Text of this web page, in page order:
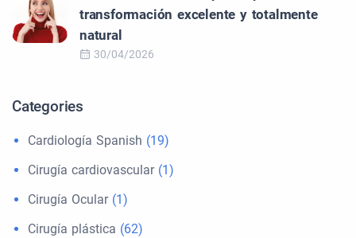
transformación excelente y totalmente
natural
30/04/2026
Categories
Cardiología Spanish (19)
Cirugía cardiovascular(1)
Cirugía Ocular(1)
Cirugía plástica (62)